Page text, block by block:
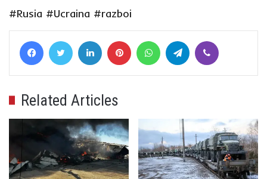
#Rusia #Ucraina #razboi
FacebookTwitter LinkedIn Pinterest WhatsAppTelegram
Related Articles